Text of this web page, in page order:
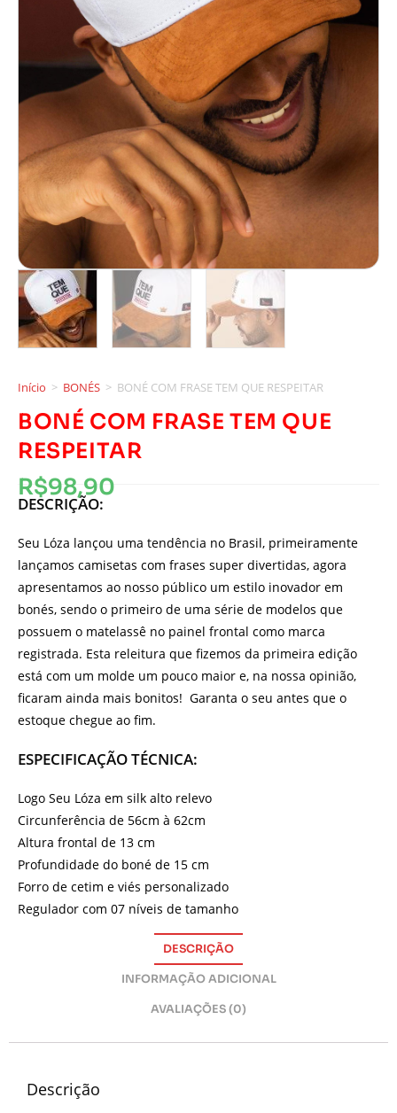
Início > BONÉS > BONÉ COM FRASE TEM QUE RESPEITAR
BONÉ COM FRASE TEM QUE
RESPEITAR
R$98,90
DESCRIÇÃO:
Seu Lóza lançou uma tendência no Brasil, primeiramente
lançamos camisetas com frases super divertidas, agora
apresentamos ao nosso público um estilo inovador em
bonés, sendo o primeiro de uma série de modelos que
possuem o matelassê no painel frontal como marca
registrada. Esta releitura que fizemos da primeira edição
está com um molde um pouco maior e, na nossa opinião,
ficaram ainda mais bonitos! Garanta o seu antes que o
estoque chegue ao fim.
ESPECIFICAÇÃO TÉCNICA:
Logo Seu Lóza em silk alto relevo
Circunferência de 56cm à 62cm
Altura frontal de 13 cm
Profundidade do boné de 15 cm
Forro de cetim e viés personalizado
Regulador com 07 níveis de tamanho
DESCRIÇÃO
INFORMAÇÃO ADICIONAL
AVALIAÇÕES (0)
Descrição